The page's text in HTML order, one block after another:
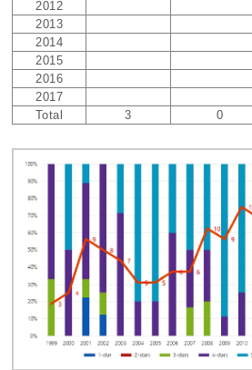
2012
2013
2014
2015
2016
2017
Total
3 0